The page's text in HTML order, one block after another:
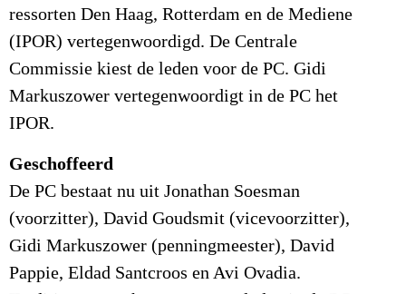
ressorten Den Haag, Rotterdam en de Mediene
(IPOR) vertegenwoordigd. De Centrale
Commissie kiest de leden voor de PC. Gidi
Markuszower vertegenwoordigt in de PC het
IPOR.
Geschoffeerd
De PC bestaat nu uit Jonathan Soesman
(voorzitter), David Goudsmit (vicevoorzitter),
Gidi Markuszower (penningmeester), David
Pappie, Eldad Santcroos en Avi Ovadia.